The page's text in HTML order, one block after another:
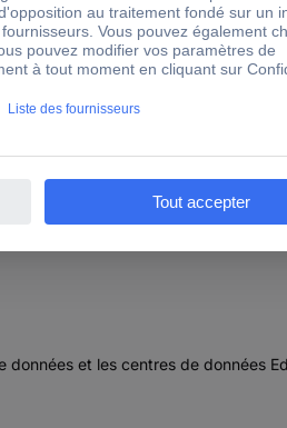
3000 VA
données et les centres de données